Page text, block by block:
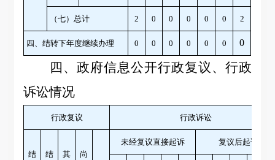
（七）总计 2 0 0 0 0 0 2
四、结转下年度继续办理 0 0 0 0 0 0 0
四、政府信息公开行政复议、行政
诉讼情况
行政复议 行政诉讼
结 结 其 尚
未经复议直接起诉 复议后起诉